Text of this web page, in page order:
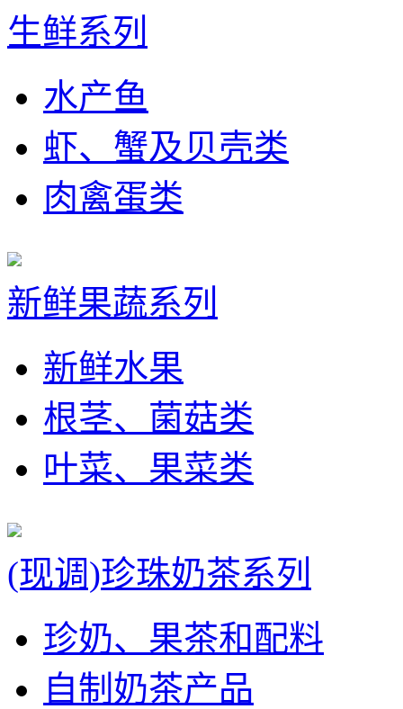
生鲜系列
水产鱼
虾、蟹及贝壳类
肉禽蛋类
新鲜果蔬系列
新鲜水果
根茎、菌菇类
叶菜、果菜类
(现调)珍珠奶茶系列
珍奶、果茶和配料
自制奶茶产品